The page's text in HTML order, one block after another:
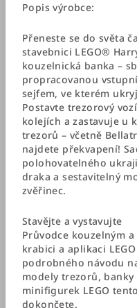
Popis výrobce:
Přeneste se do světa
stavebnici LEGO®
kouzelnická banka –
propracovanou
sejfem, ve kterém
Postavte trezorový
kolejích a zastavuje u
trezorů – včetně
najdete překvapení!
polohovatelného
draka a sestavitelný
zvěřinec.
Stavějte a vystavujte
Průvodce kouzelným
krabici a aplikaci
podrobného návodu
modely trezorů,
minifigurek LEGO
dokončete.